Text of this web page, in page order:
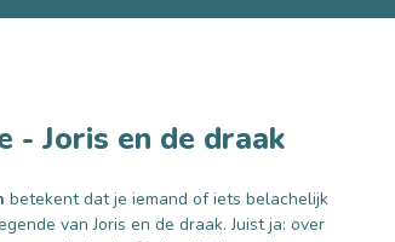
- Joris en de draak
betekent dat je iemand of iets belachelijk
van Joris en de draak. Juist ja: over